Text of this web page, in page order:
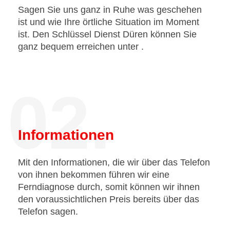
Sagen Sie uns ganz in Ruhe was geschehen
ist und wie Ihre örtliche Situation im Moment
ist. Den Schlüssel Dienst Düren können Sie
ganz bequem erreichen unter .
02.
Informationen
Mit den Informationen, die wir über das Telefon
von ihnen bekommen führen wir eine
Ferndiagnose durch, somit können wir ihnen
den voraussichtlichen Preis bereits über das
Telefon sagen.